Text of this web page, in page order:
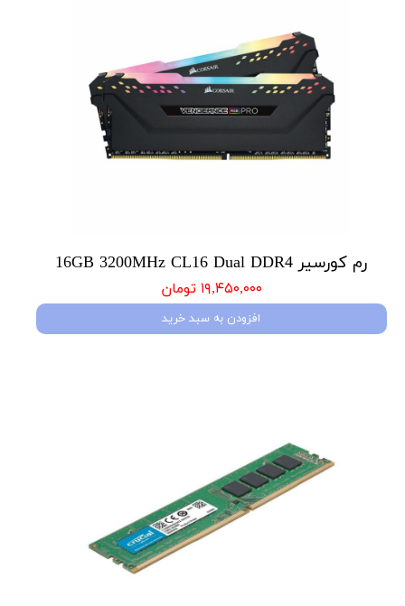
رم کورسیر 16GB 3200MHz CL16 Dual DDR4
۱۹,۴۵۰,۰۰۰ تومان
افزودن به سبد خرید